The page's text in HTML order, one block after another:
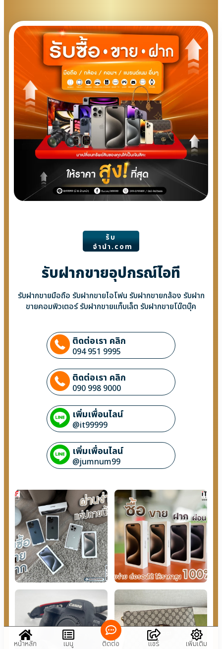
รับ
จํานํา.com
รับฝากขายอุปกรณ์ไอที
รับฝากขายมือถือ รับฝากขายไอโฟน รับฝากขายกล้อง รับฝาก
ขายคอมพิวเตอร์ รับฝากขายแท็บเล็ต รับฝากขายโน๊ตบุ๊ค
ติดต่อเรา คลิก
094 951 9995
ติดต่อเรา คลิก
090 998 9000
เพิ่มเพื่อนไลน์
@it99999
เพิ่มเพื่อนไลน์
@jumnum99
หน้าหลัก เมนู ติดต่อ แชร์ เพิ่มเติม